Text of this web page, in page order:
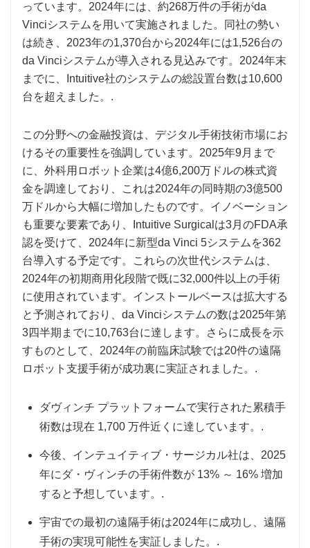
っています。2024年には、約268万件の手術がda
Vinciシステムを用いて実施されました。同社の勢い
は続き、2023年の1,370台から2024年には1,526台の
da Vinciシステムが導入される見込みです。2024年末
までに、Intuitive社のシステムの総設置台数は10,600
台を超えました。.
この分野への金融投資は、デジタル手術技術市場にお
けるその重要性を強調しています。2025年9月まで
に、外科用ロボット企業は4億6,​​200万ドルの株式資
金を調達しており、これは2024年の同時期の3億500
万ドルから大幅に増加したものです。イノベーション
も重要な要素であり、Intuitive Surgicalは3月のFDA承
認を受けて、2024年に新型da Vinci 5システムを362
台導入する予定です。これらの次世代システムは、
2024年の初期商用化段階で既に32,000件以上の手術
に使用されています。インストールベースは拡大する
と予測されており、da Vinciシステムの数は2025年第
3四半期までに10,763台に達します。さらに成長を示
すものとして、2024年の前臨床試験では20件の遠隔
ロボット支援手術が成功裏に実証されました。.
ダヴィンチ プラットフォームで実行された累積手
術数は現在 1,700 万件近くに達しています。.
今後、インテュイティブ・サージカル社は、2025
年にダ・ヴィンチの手術件数が 13% ～ 16% 増加
すると予想しています。.
宇宙での最初の遠隔手術は2024年に成功し、遠隔
手術の実現可能性を実証しました。.